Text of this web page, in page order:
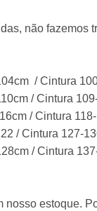
não fazemos
/ Cintura
/ Cintura
/ Cintura
/ Cintura 127-
/ Cintura
nosso estoque.